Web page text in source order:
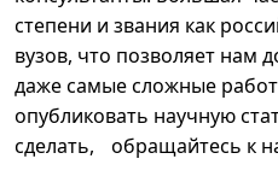
степени и звания как
вузов, что позволяет нам
даже самые сложные
опубликовать научную
сделать, обращайтесь к